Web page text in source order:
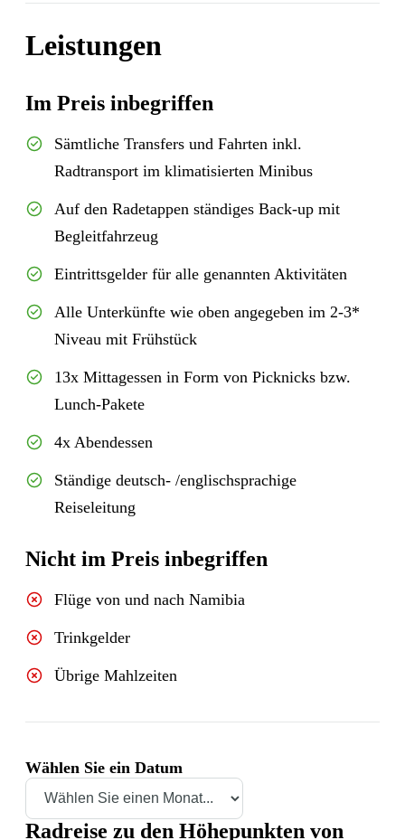
Leistungen
Im Preis inbegriffen
Sämtliche Transfers und Fahrten inkl.
Radtransport im klimatisierten Minibus
Auf den Radetappen ständiges Back-up mit
Begleitfahrzeug
Eintrittsgelder für alle genannten Aktivitäten
Alle Unterkünfte wie oben angegeben im 2-3*
Niveau mit Frühstück
13x Mittagessen in Form von Picknicks bzw.
Lunch-Pakete
4x Abendessen
Ständige deutsch- /englischsprachige
Reiseleitung
Nicht im Preis inbegriffen
Flüge von und nach Namibia
Trinkgelder
Übrige Mahlzeiten
Wählen Sie ein Datum
Radreise zu den Höhepunkten von